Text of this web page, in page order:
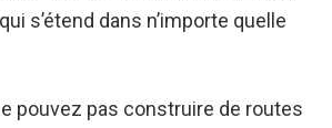
s’étend dans n’importe quelle
pouvez pas construire de routes